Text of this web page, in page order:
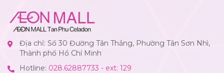
Địa chỉ: Số 30 Đường Tân Thắng, Phường Tân Sơn Nhì,
Thành phố Hồ Chí Minh
Hotline: 028.62887733 - ext: 129